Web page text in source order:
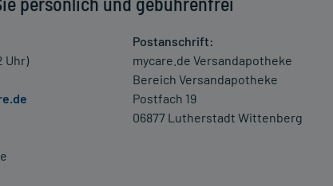
Schwindel, Verstopfung der Nase sowie zu
auf eine Überdosierung umgehend mit einem Arzt in
und älteren Menschen auf eine gewissenhafte
Apotheker nach etwaigen Auswirkungen oder
Uhr)
Postanschrift:
mycare.de Versandapotheke
Bereich Versandapotheke
Postfach 19
06877 Lutherstadt Wittenberg